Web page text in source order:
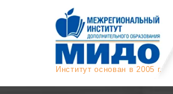
Институт основан в 2005 г.